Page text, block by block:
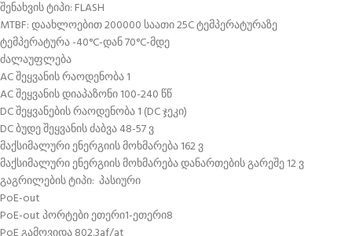
შენახვის ტიპი: FLASH
MTBF: დაახლოებით 200000 საათი 25C ტემპერატურაზე
ტემპერატურა -40°C-დან 70°C-მდე
ძალაუფლება
AC შეყვანის რაოდენობა 1
AC შეყვანის დიაპაზონი 100-240 წწ
DC შეყვანების რაოდენობა 1 (DC ჯეკი)
DC ბუდე შეყვანის ძაბვა 48-57 ვ
მაქსიმალური ენერგიის მოხმარება 162 ვ
მაქსიმალური ენერგიის მოხმარება დანართების გარეშე 12 ვ
გაგრილების ტიპი: პასიური
PoE-out
PoE-out პორტები ეთერი1-ეთერი8